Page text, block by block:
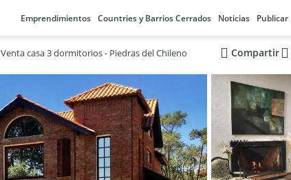
Emprendimientos Countries y Barrios Cerrados Noticias Publicar
Venta casa 3 dormitorios - Piedras del Chileno Compartir